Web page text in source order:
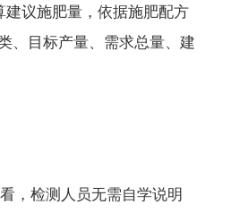
议施肥量，依据施肥配方
、目标产量、需求总量、建
，检测人员无需自学说明